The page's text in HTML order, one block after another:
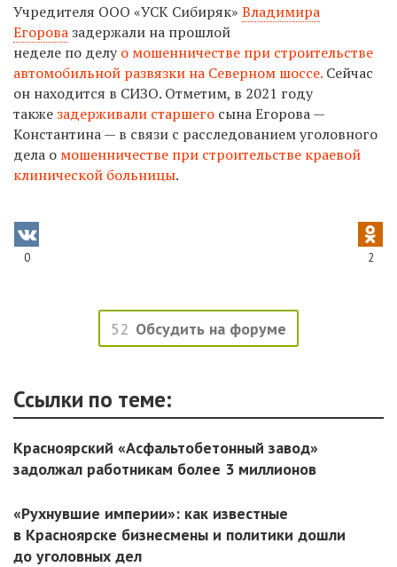
Учредителя ООО «УСК Сибиряк» Владимира
Егоровазадержали на прошлой
неделе по делу о мошенничестве при строительстве
автомобильной развязки на Северном шоссе. Сейчас
он находится в СИЗО. Отметим, в 2021 году
такжезадерживали старшего сына Егорова —
Константина — в связи с расследованием уголовного
дела о мошенничестве при строительстве краевой
клинической больницы.
0 2
52 Обсудить на форуме
Ссылки по теме:
Красноярский «Асфальтобетонный завод»
задолжал работникам более 3 миллионов
«Рухнувшие империи»: как известные
в Красноярске бизнесмены и политики дошли
до уголовных дел